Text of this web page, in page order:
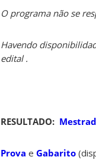
O programa não se
Havendo
edital .
RESULTADO:
Prova e Gabarito